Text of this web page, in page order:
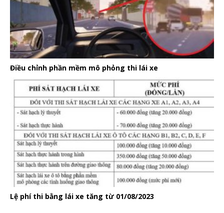
Điều chỉnh phần mềm mô phỏng thi lái xe
Lệ phí thi bằng lái xe tăng từ 01/08/2023